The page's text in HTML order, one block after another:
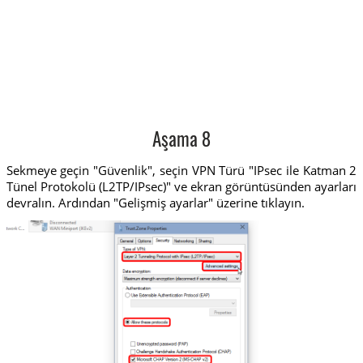
Aşama 8
Sekmeye geçin "Güvenlik", seçin VPN Türü "IPsec ile Katman 2
Tünel Protokolü (L2TP/IPsec)" ve ekran görüntüsünden ayarları
devralın. Ardından "Gelişmiş ayarlar" üzerine tıklayın.